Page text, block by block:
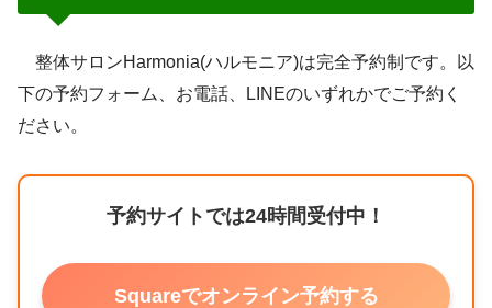
整体サロンHarmonia(ハルモニア)は完全予約制です。以
下の予約フォーム、お電話、LINEのいずれかでご予約く
ださい。
予約サイトでは24時間受付中！
Squareでオンライン予約する